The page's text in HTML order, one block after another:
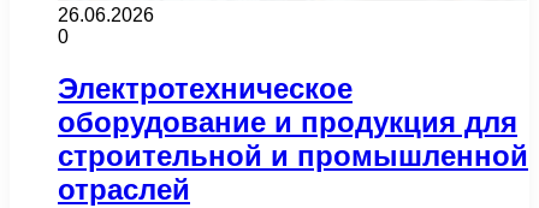
26.06.2026
0
Электротехническое
оборудование и продукция для
строительной и промышленной
отраслей